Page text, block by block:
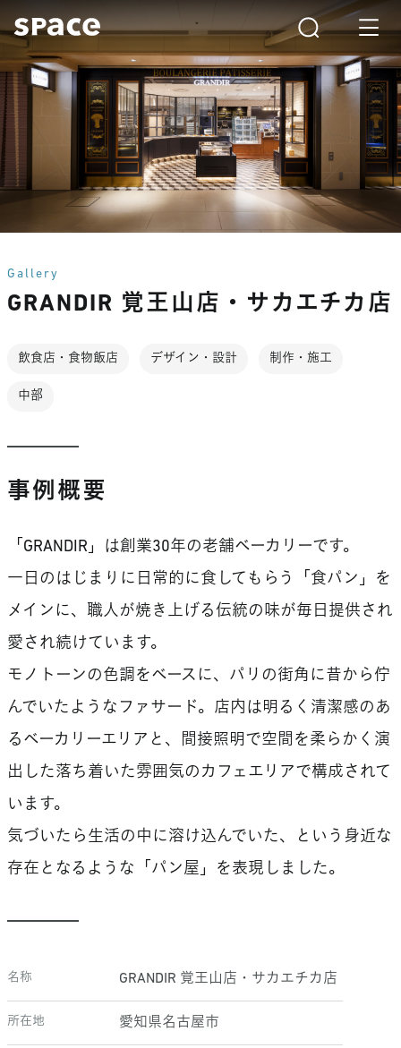
Gallery
GRANDIR 覚王山店・サカエチカ店
飲食店・食物飯店 デザイン・設計 制作・施工
中部
事例概要
「GRANDIR」は創業30年の老舗ベーカリーです。
一日のはじまりに日常的に食してもらう「食パン」を
メインに、職人が焼き上げる伝統の味が毎日提供され
愛され続けています。
モノトーンの色調をベースに、パリの街角に昔から佇
んでいたようなファサード。店内は明るく清潔感のあ
るベーカリーエリアと、間接照明で空間を柔らかく演
出した落ち着いた雰囲気のカフェエリアで構成されて
います。
気づいたら生活の中に溶け込んでいた、という身近な
存在となるような「パン屋」を表現しました。
名称 GRANDIR 覚王山店・サカエチカ店
所在地 愛知県名古屋市